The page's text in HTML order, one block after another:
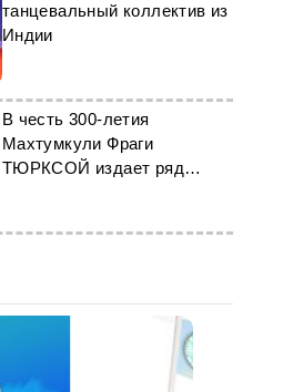
танцевальный коллектив из
Индии
В честь 300-летия
Махтумкули Фраги
ТЮРКСОЙ издает ряд